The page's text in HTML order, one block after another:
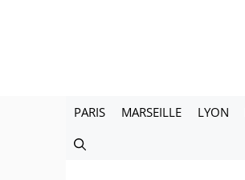
PARIS MARSEILLE LYON